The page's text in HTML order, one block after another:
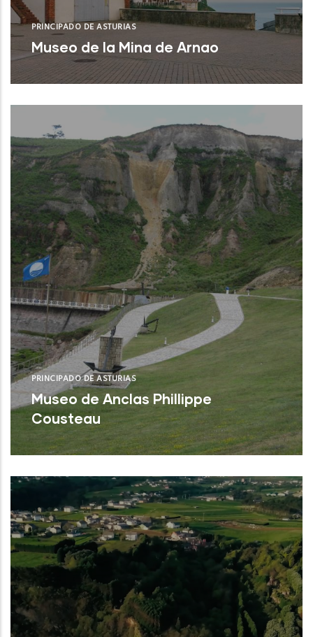
PRINCIPADO DE ASTURIAS
Museo de la Mina de Arnao
Castrillón (Asturias)
PRINCIPADO DE ASTURIAS
Museo de Anclas Phillippe
Cousteau
Castrillón (Asturias)